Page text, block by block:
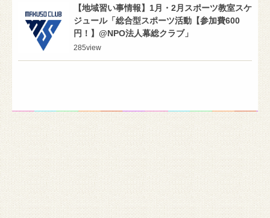
【地域習い事情報】1月・2月スポーツ教室スケ
ジュール「総合型スポーツ活動【参加費600
円！】@NPO法人幕総クラブ」
285view